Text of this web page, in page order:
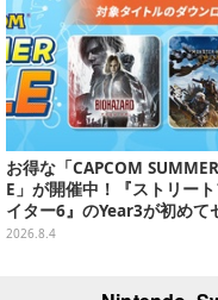
お得な「CAPCOM
E」が開催中！『ストリー
イター6』のYear3が初めて
対象に
2026.8.4